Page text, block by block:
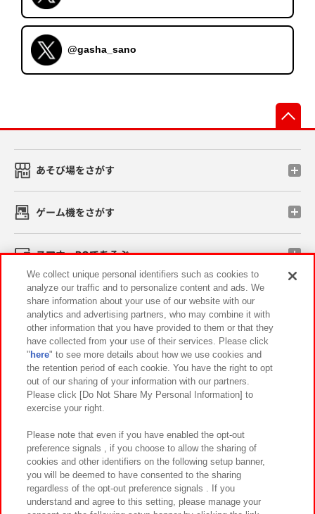
@gasha_sano
あそび場をさがす
ゲーム機をさがす
スマホ・PCであそぶ
イベント・キャンペーン
関連会社 サステナビリティ サイトポリシー
プライバシーポリシー ウェブアクセシビリティ方針と検証結果
お取引先さまとともに
カスタマーハラスメント対応方針 よくあるご質問・お問い合わせ
We collect unique personal identifiers such as cookies to
analyze our traffic and to personalize content and ads. We
share information about your use of our website with our
analytics and advertising partners, who may combine it with
other information that you have provided to them or that they
have collected from your use of their services. Please click
" here" to see more details about how we use cookies and
the retention period of each cookie. You have the right to opt
out of our sharing of your information with our partners.
Please click [Do Not Share My Personal Information] to
exercise your right.
Please note that even if you have enabled the opt-out
preference signals , if you choose to allow the sharing of
cookies and other identifiers on the following setup banner,
you will be deemed to have consented to the sharing
regardless of the opt-out preference signals . If you
understand and agree to this setting, please manage your